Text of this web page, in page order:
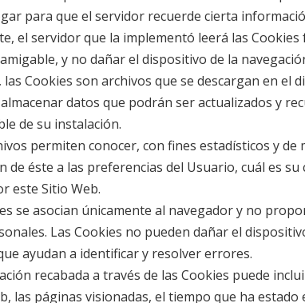
para que el servidor recuerde cierta
el servidor que la implementó leerá las Cookies
y no dañar el dispositivo de la
Cookies son archivos que se descargan en el
datos que podrán ser actualizados y
de su instalación.
permiten conocer, con fines estadísticos y de
de éste a las preferencias del Usuario, cuál es
este Sitio Web.
se asocian únicamente al navegador y no
Las Cookies no pueden dañar el
ayudan a identificar y resolver errores.
recabada a través de las Cookies puede
las páginas visionadas, el tiempo que ha estado